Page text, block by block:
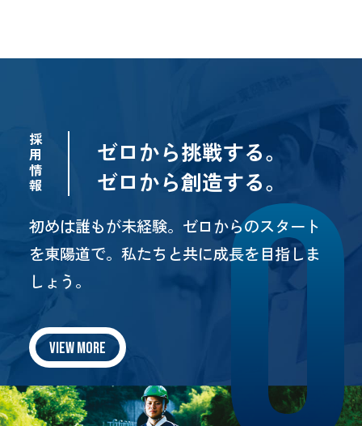
採
用
情
報
ゼロから挑戦する。
ゼロから創造する。
初めは誰もが未経験。ゼロからのスタート
を東陽道で。 私たちと共に成長を目指しま
しょう。
VIEW MORE